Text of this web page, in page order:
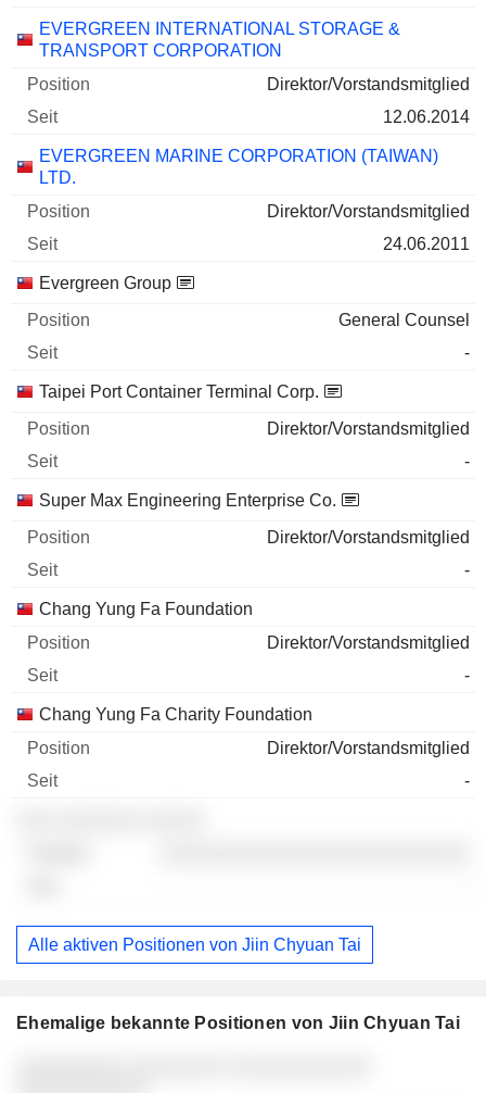
EVERGREEN INTERNATIONAL STORAGE &
TRANSPORT CORPORATION
Direktor/Vorstandsmitglied
12.06.2014
EVERGREEN MARINE CORPORATION (TAIWAN)
LTD.
Direktor/Vorstandsmitglied
24.06.2011
Evergreen Group
General Counsel
-
Taipei Port Container Terminal Corp.
Direktor/Vorstandsmitglied
-
Super Max Engineering Enterprise Co.
Direktor/Vorstandsmitglied
-
Chang Yung Fa Foundation
Direktor/Vorstandsmitglied
-
Chang Yung Fa Charity Foundation
Direktor/Vorstandsmitglied
-
Alle aktiven Positionen von Jiin Chyuan Tai
Ehemalige bekannte Positionen von Jiin Chyuan Tai